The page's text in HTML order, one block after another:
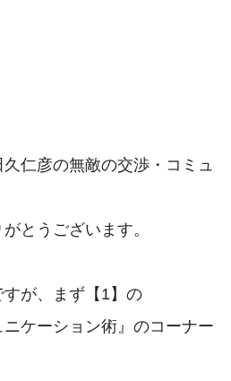
久仁彦の無敵の交渉・コミュ
とうございます。
が、まず【1】の
ニケーション術』のコーナー